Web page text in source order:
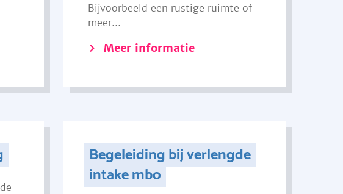
Bijvoorbeeld een rustige ruimte of
meer...
Meer informatie
Begeleiding bij verlengde
intake mbo